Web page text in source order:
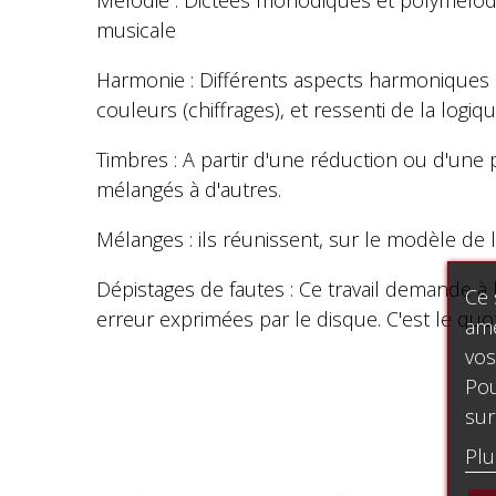
musicale
Harmonie : Différents aspects
couleurs (chiffrages), et ressenti de la
Timbres : A partir d'une réduction ou
mélangés à d'autres.
Mélanges : ils réunissent, sur le modèle
Dépistages de fautes : Ce travail demande
erreur exprimées par le disque. C'est le
Ce